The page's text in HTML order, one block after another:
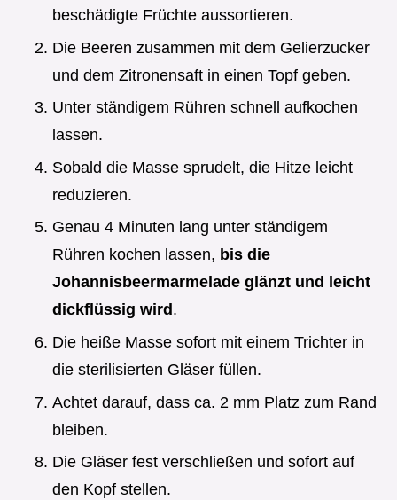
beschädigte Früchte aussortieren.
Die Beeren zusammen mit dem Gelierzucker
und dem Zitronensaft in einen Topf geben.
Unter ständigem Rühren schnell aufkochen
lassen.
Sobald die Masse sprudelt, die Hitze leicht
reduzieren.
Genau 4 Minuten lang unter ständigem
Rühren kochen lassen, bis die
Johannisbeermarmelade glänzt und leicht
dickflüssig wird .
Die heiße Masse sofort mit einem Trichter in
die sterilisierten Gläser füllen.
Achtet darauf, dass ca. 2 mm Platz zum Rand
bleiben.
Die Gläser fest verschließen und sofort auf
den Kopf stellen.